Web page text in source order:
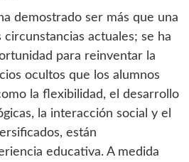
demostrado ser más que una
actuales; se ha
para reinventar la
ocultos que los alumnos
la flexibilidad, el desarrollo
la interacción social y el
están
educativa. A medida